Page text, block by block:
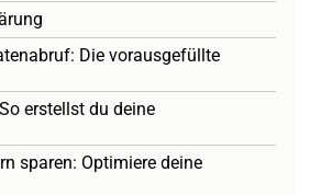
Die vorausgefüllte
erstellst du deine
sparen: Optimiere deine